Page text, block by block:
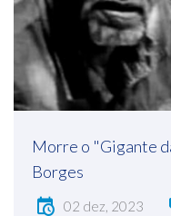
Morre o "Gigante
Borges
02 dez, 2023